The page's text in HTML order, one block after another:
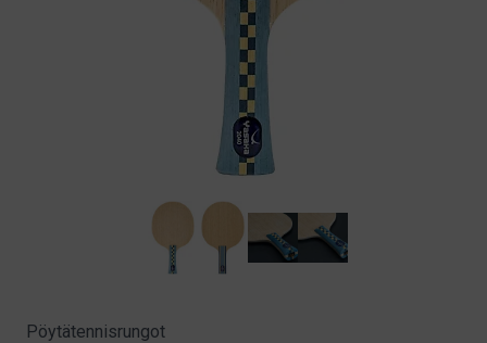
Pöytätennisrungot